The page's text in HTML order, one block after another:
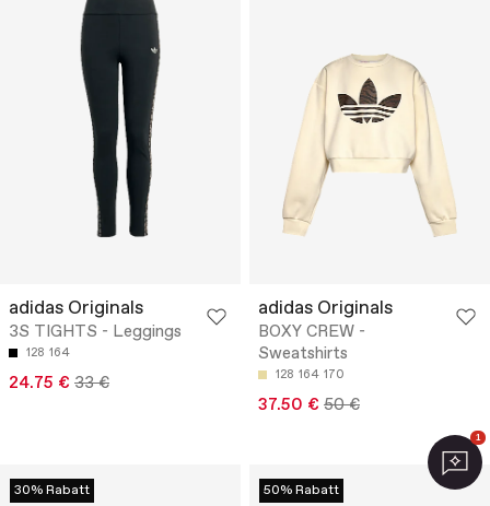
adidas Originals
3S TIGHTS - Leggings
128 164
24.75 € 33 €
adidas Originals
BOXY CREW -
Sweatshirts
128 164 170
37.50 € 50 €
30% Rabatt 50% Rabatt
1